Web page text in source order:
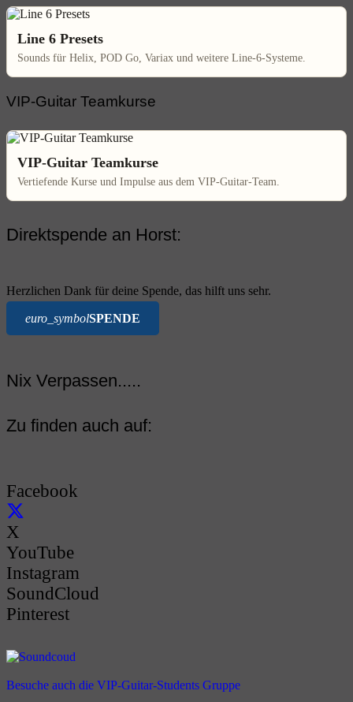
Line 6 Presets
Sounds für Helix, POD Go, Variax und weitere Line-6-Systeme.
VIP-Guitar Teamkurse
VIP-Guitar Teamkurse
Vertiefende Kurse und Impulse aus dem VIP-Guitar-Team.
Direktspende an Horst:
Herzlichen Dank für deine Spende, das hilft uns sehr.
euro_symbolSPENDE
Nix Verpassen.....
Zu finden auch auf:
Facebook
X
YouTube
Instagram
SoundCloud
Pinterest
Besuche auch die VIP-Guitar-Students Gruppe